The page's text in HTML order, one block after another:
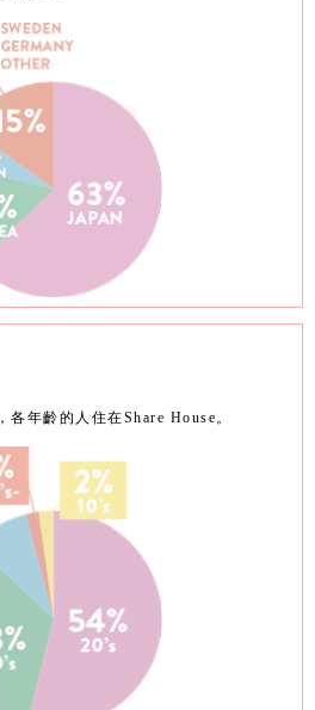
年齡的人住在Share House。